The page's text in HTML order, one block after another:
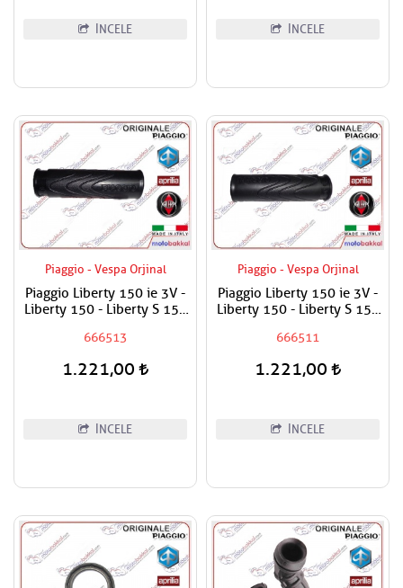
İNCELE İNCELE
Piaggio - Vespa Orjinal
Piaggio Liberty 150 ie 3V -
Liberty 150 - Liberty S 150
666513
1.221,00
İNCELE
Piaggio - Vespa Orjinal
Piaggio Liberty 150 ie 3V -
Liberty 150 - Liberty S 150
666511
1.221,00
İNCELE